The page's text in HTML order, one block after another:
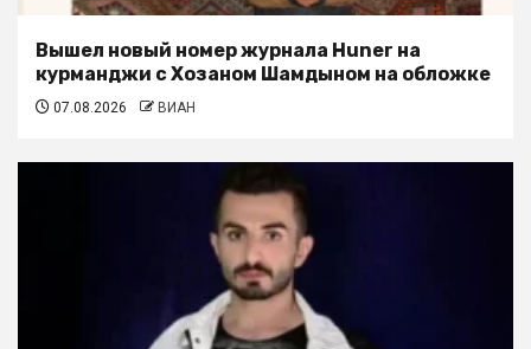
Вышел новый номер журнала Huner на
курманджи с Хозаном Шамдыном на обложке
07.08.2026 ВИАН